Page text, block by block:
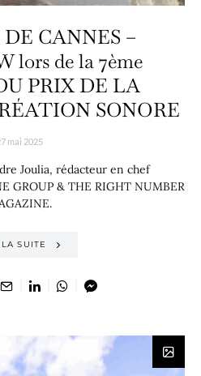
CANNES –
lors de la 7ème
PRIX DE LA
SONORE
mai 2025
Joulia, rédacteur en chef
GROUP & THE RIGHT NUMBER
SUITE